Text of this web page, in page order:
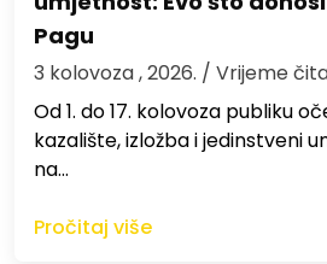
Pagu
3 kolovoza , 2026. / Vrijeme
Od 1. do 17. kolovoza publiku
kazalište, izložba i jedinstveni
na…
Pročitaj više